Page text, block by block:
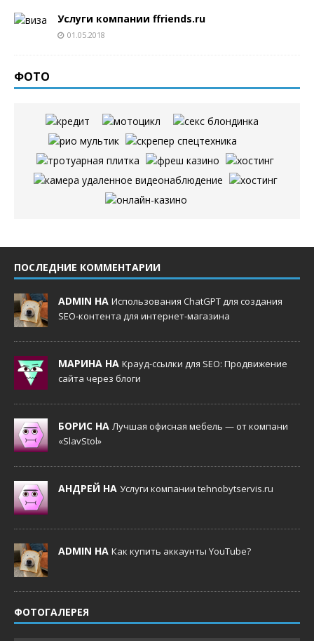
Услуги компании ffriends.ru
01.05.2018
ФОТО
ПОСЛЕДНИЕ КОММЕНТАРИИ
ADMIN НА Использования ChatGPT для создания
SEO-контента для интернет-магазина
МАРИНА НА Крауд-ссылки для SEO: Продвижение
сайта через блоги
БОРИС НА Лучшая офисная мебель — от компани
«SlavStol»
АНДРЕЙ НА Услуги компании tehnobytservis.ru
ADMIN НА Как купить аккаунты YouTube?
ФОТОГАЛЕРЕЯ